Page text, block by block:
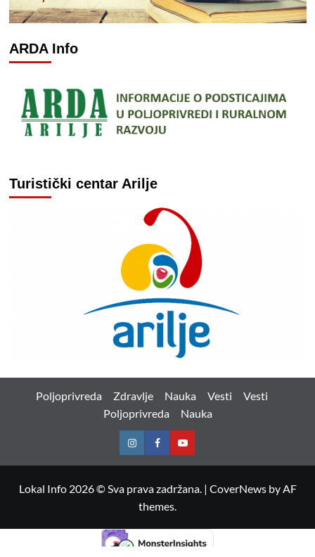
ARDA Info
Turistički centar Arilje
Poljoprivreda Zdravlje Nauka Vesti
Vesti
Poljoprivreda
Nauka
InstagramFacebookYoutube
Lokal Info 2026 © Sva prava zadržana. | CoverNewsby AF
themes.